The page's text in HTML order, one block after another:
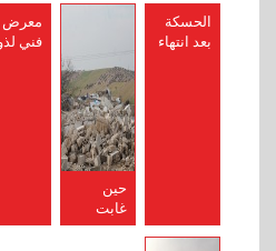
الحسكة
بعد انتهاء
حين
غابت
قرية
معرض
فني لذوي